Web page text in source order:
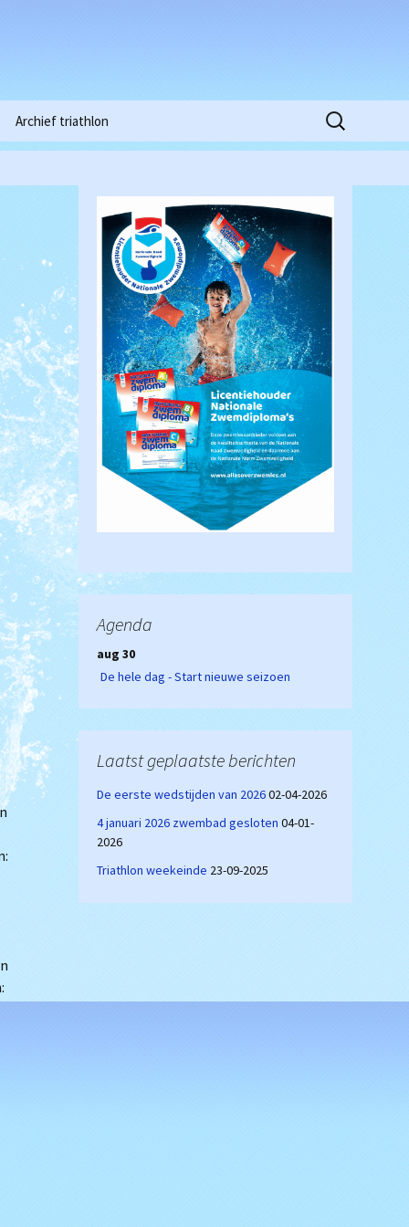
Clubkampioenschappen
Waterpolowedstrijd
Heren (18-03-2017)
Clubkampioenschappen
2018
Archief triathlon
Zoeken
naar:
Agenda
aug 30
De hele dag - Start nieuwe seizoen
Laatst geplaatste berichten
De eerste wedstijden van 202602-04-2026
4 januari 2026 zwembad gesloten 04-01-
2026
Triathlon weekeinde 23-09-2025